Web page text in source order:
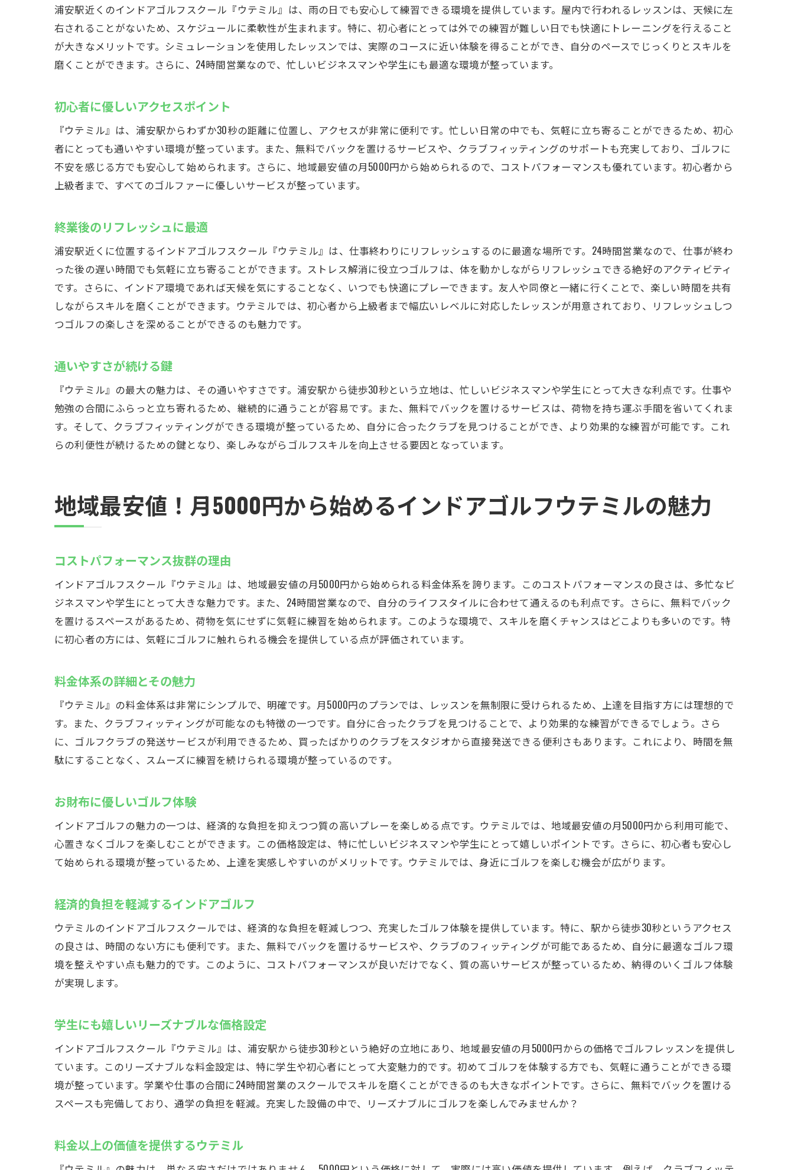
手ぶらで通えるライフスタイル
荷物を気にせず快適に通える理由
バック置き場の利用方法とその利便性
仕事帰りの利用に最適なサービス
忙しいビジネスマンや学生に最適なインドアゴルフ環境
時間活用のコツとヒント
ビジネススキルとゴルフの相乗効果
学生のための効率的な練習方法
ライフスタイルに合わせた柔軟なプラン
クラブフィッティングも対応！インドアゴルフスクールウテミルの充実設備
自分にぴったりのクラブを見つける方法
フィッティングの重要性とその効果
ゴルフパフォーマンスを最大限に引き出す
ゴルフクラブの発送も可能！便利なインドアゴルフスクール
クラブ発送サービスの活用法
発送手続きの簡単ステップ
立地と設備が整ったインドアゴルフスクールウテミル浦安駅前店でスキルアップ
スキルアップのための最適な環境
立地がもたらす通いやすさの利点
設備がサポートする効果的な練習
経験を重ねるためのアプローチ
浦安駅近くのインドアゴルフスクール『ウテミル』は、雨の日でも安心して練習できる環境を提供しています。屋内で行われるレッスンは、天候に左
右されることがないため、スケジュールに柔軟性が生まれます。特に、初心者にとっては外での練習が難しい日でも快適にトレーニングを行えること
が大きなメリットです。シミュレーションを使用したレッスンでは、実際のコースに近い体験を得ることができ、自分のペースでじっくりとスキルを
磨くことができます。さらに、24時間営業なので、忙しいビジネスマンや学生にも最適な環境が整っています。
初心者に優しいアクセスポイント
『ウテミル』は、浦安駅からわずか30秒の距離に位置し、アクセスが非常に便利です。忙しい日常の中でも、気軽に立ち寄ることができるため、初心
者にとっても通いやすい環境が整っています。また、無料でバックを置けるサービスや、クラブフィッティングのサポートも充実しており、ゴルフに
不安を感じる方でも安心して始められます。さらに、地域最安値の月5000円から始められるので、コストパフォーマンスも優れています。初心者から
上級者まで、すべてのゴルファーに優しいサービスが整っています。
終業後のリフレッシュに最適
浦安駅近くに位置するインドアゴルフスクール『ウテミル』は、仕事終わりにリフレッシュするのに最適な場所です。24時間営業なので、仕事が終わ
った後の遅い時間でも気軽に立ち寄ることができます。ストレス解消に役立つゴルフは、体を動かしながらリフレッシュできる絶好のアクティビティ
です。さらに、インドア環境であれば天候を気にすることなく、いつでも快適にプレーできます。友人や同僚と一緒に行くことで、楽しい時間を共有
しながらスキルを磨くことができます。ウテミルでは、初心者から上級者まで幅広いレベルに対応したレッスンが用意されており、リフレッシュしつ
つゴルフの楽しさを深めることができるのも魅力です。
通いやすさが続ける鍵
『ウテミル』の最大の魅力は、その通いやすさです。浦安駅から徒歩30秒という立地は、忙しいビジネスマンや学生にとって大きな利点です。仕事や
勉強の合間にふらっと立ち寄れるため、継続的に通うことが容易です。また、無料でバックを置けるサービスは、荷物を持ち運ぶ手間を省いてくれま
す。そして、クラブフィッティングができる環境が整っているため、自分に合ったクラブを見つけることができ、より効果的な練習が可能です。これ
らの利便性が続けるための鍵となり、楽しみながらゴルフスキルを向上させる要因となっています。
地域最安値！月5000円から始めるインドアゴルフウテミルの魅力
コストパフォーマンス抜群の理由
インドアゴルフスクール『ウテミル』は、地域最安値の月5000円から始められる料金体系を誇ります。このコストパフォーマンスの良さは、多忙なビ
ジネスマンや学生にとって大きな魅力です。また、24時間営業なので、自分のライフスタイルに合わせて通えるのも利点です。さらに、無料でバック
を置けるスペースがあるため、荷物を気にせずに気軽に練習を始められます。このような環境で、スキルを磨くチャンスはどこよりも多いのです。特
に初心者の方には、気軽にゴルフに触れられる機会を提供している点が評価されています。
料金体系の詳細とその魅力
『ウテミル』の料金体系は非常にシンプルで、明確です。月5000円のプランでは、レッスンを無制限に受けられるため、上達を目指す方には理想的で
す。また、クラブフィッティングが可能なのも特徴の一つです。自分に合ったクラブを見つけることで、より効果的な練習ができるでしょう。さら
に、ゴルフクラブの発送サービスが利用できるため、買ったばかりのクラブをスタジオから直接発送できる便利さもあります。これにより、時間を無
駄にすることなく、スムーズに練習を続けられる環境が整っているのです。
お財布に優しいゴルフ体験
インドアゴルフの魅力の一つは、経済的な負担を抑えつつ質の高いプレーを楽しめる点です。ウテミルでは、地域最安値の月5000円から利用可能で、
心置きなくゴルフを楽しむことができます。この価格設定は、特に忙しいビジネスマンや学生にとって嬉しいポイントです。さらに、初心者も安心し
て始められる環境が整っているため、上達を実感しやすいのがメリットです。ウテミルでは、身近にゴルフを楽しむ機会が広がります。
経済的負担を軽減するインドアゴルフ
ウテミルのインドアゴルフスクールでは、経済的な負担を軽減しつつ、充実したゴルフ体験を提供しています。特に、駅から徒歩30秒というアクセス
の良さは、時間のない方にも便利です。また、無料でバックを置けるサービスや、クラブのフィッティングが可能であるため、自分に最適なゴルフ環
境を整えやすい点も魅力的です。このように、コストパフォーマンスが良いだけでなく、質の高いサービスが整っているため、納得のいくゴルフ体験
が実現します。
学生にも嬉しいリーズナブルな価格設定
インドアゴルフスクール『ウテミル』は、浦安駅から徒歩30秒という絶好の立地にあり、地域最安値の月5000円からの価格でゴルフレッスンを提供し
ています。このリーズナブルな料金設定は、特に学生や初心者にとって大変魅力的です。初めてゴルフを体験する方でも、気軽に通うことができる環
境が整っています。学業や仕事の合間に24時間営業のスクールでスキルを磨くことができるのも大きなポイントです。さらに、無料でバックを置ける
スペースも完備しており、通学の負担を軽減。充実した設備の中で、リーズナブルにゴルフを楽しんでみませんか？
料金以上の価値を提供するウテミル